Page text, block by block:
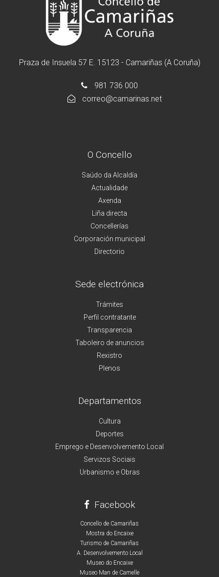
Praza de Insuela 57 E. 15123 - Camariñas (A Coruña)
981 736 000
correo@camarinas.net
O Concello
Saúdo da Alcaldía
Actualidade
Axenda
Liña directa
Concellerías
Corporación municipal
Directorio
Sede electrónica
Trámites
Perfil contratante
Transparencia
Taboleiro de anuncios
Rexistro
Plenos
Departamentos
Cultura
Deportes
Emprego e Desenvolvemento Local
Servizos Sociais
Urbanismo e Obras
Facebook
Concello de Camariñas
Mostra do Encaixe
Turismo de Camariñas
A. Desenvolvemento Local
Museo do Encaixe
Museo Man de Camelle